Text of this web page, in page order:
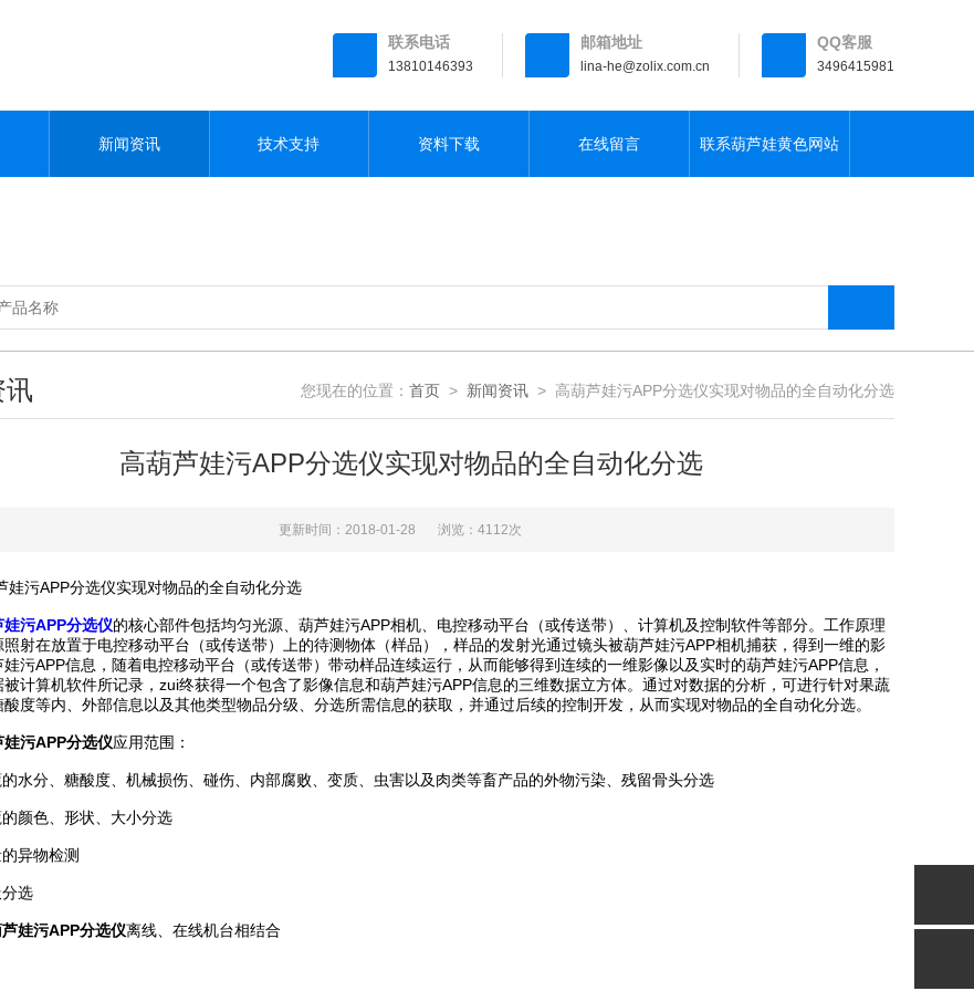
联系电话
13810146393
邮箱地址
lina-he@zolix.com.cn
QQ客服
3496415981
新闻资讯 技术支持 资料下载 在线留言 联系葫芦娃黄色网站
讯 您现在的位置： 首页 > 新闻资讯 > 高葫芦娃污APP分选仪实现对物品的全自动化分选
高葫芦娃污APP分选仪实现对物品的全自动化分选
更新时间：2018-01-28 浏览：4112次
APP分选仪实现对物品的全自动化分选
娃污APP分选仪的核心部件包括均匀光源、葫芦娃污APP相机、电控移动平台（或传送带）、计算机及控制软件等部分。工作原理
射在放置于电控移动平台（或传送带）上的待测物体（样品），样品的发射光通过镜头被葫芦娃污APP相机捕获，得到一维的影
污APP信息，随着电控移动平台（或传送带）带动样品连续运行，从而能够得到连续的一维影像以及实时的葫芦娃污APP信息，
计算机软件所记录，zui终获得一个包含了影像信息和葫芦娃污APP信息的三维数据立方体。通过对数据的分析，可进行针对果蔬
糖酸度等内、外部信息以及其他类型物品分级、分选所需信息的获取，并通过后续的控制开发，从而实现对物品的全自动化分选。
娃污APP分选仪应用范围：
、糖酸度、机械损伤、碰伤、内部腐败、变质、虫害以及肉类等畜产品的外物污染、残留骨头分选
、形状、大小分选
异物检测
选
娃污APP分选仪离线、在线机台相结合